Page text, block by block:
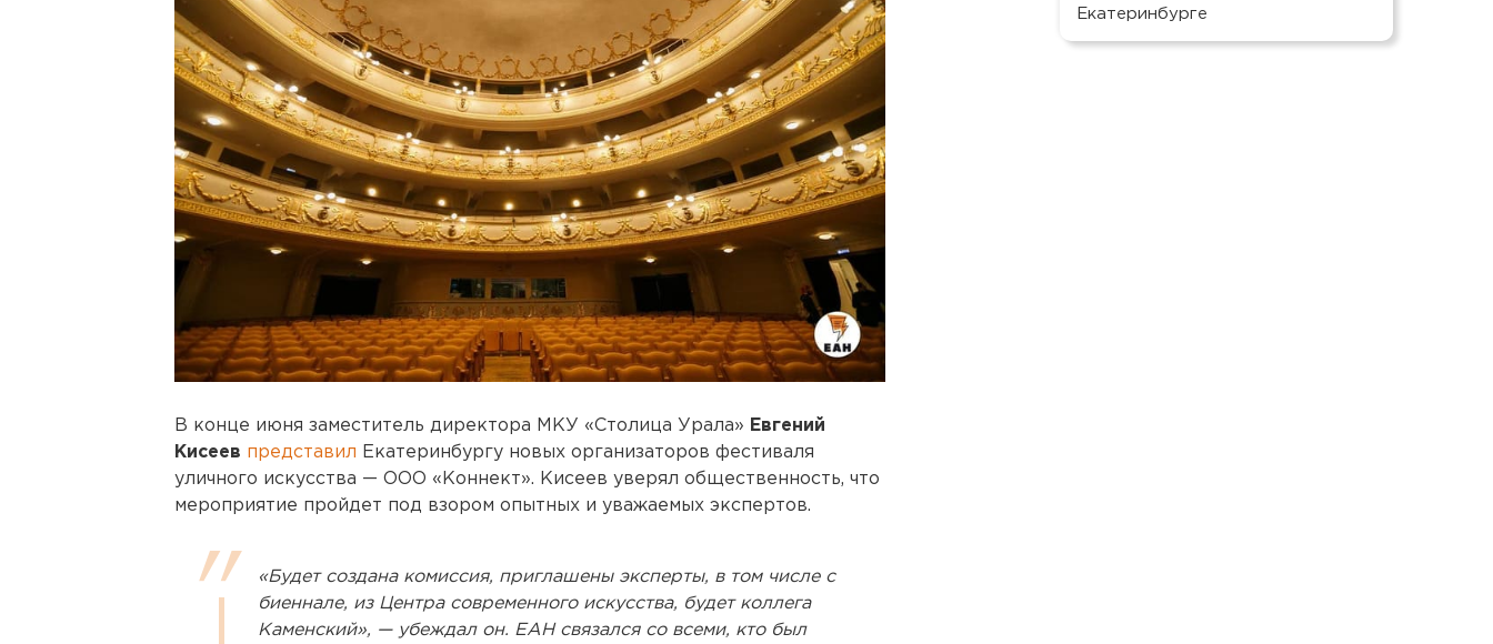
В конце июня заместитель директора МКУ «Столица Урала» Евгений
Кисеев представил Екатеринбургу новых организаторов фестиваля
уличного искусства — ООО «Коннект». Кисеев уверял общественность, что
мероприятие пройдет под взором опытных и уважаемых экспертов.
«Будет создана комиссия, приглашены эксперты, в том числе с
биеннале, из Центра современного искусства, будет коллега
Каменский», — убеждал он. ЕАН связался со всеми, кто был
Екатеринбурге